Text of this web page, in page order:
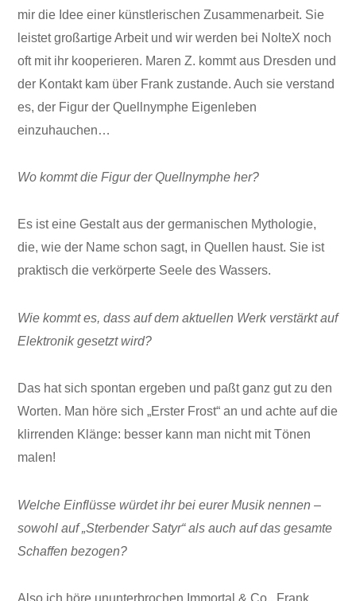
mir die Idee einer künstlerischen Zusammenarbeit. Sie
leistet großartige Arbeit und wir werden bei NolteX noch
oft mit ihr kooperieren. Maren Z. kommt aus Dresden und
der Kontakt kam über Frank zustande. Auch sie verstand
es, der Figur der Quellnymphe Eigenleben
einzuhauchen…
Wo kommt die Figur der Quellnymphe her?
Es ist eine Gestalt aus der germanischen Mythologie,
die, wie der Name schon sagt, in Quellen haust. Sie ist
praktisch die verkörperte Seele des Wassers.
Wie kommt es, dass auf dem aktuellen Werk verstärkt auf
Elektronik gesetzt wird?
Das hat sich spontan ergeben und paßt ganz gut zu den
Worten. Man höre sich „Erster Frost“ an und achte auf die
klirrenden Klänge: besser kann man nicht mit Tönen
malen!
Welche Einflüsse würdet ihr bei eurer Musik nennen –
sowohl auf „Sterbender Satyr“ als auch auf das gesamte
Schaffen bezogen?
Also ich höre ununterbrochen Immortal & Co., Frank